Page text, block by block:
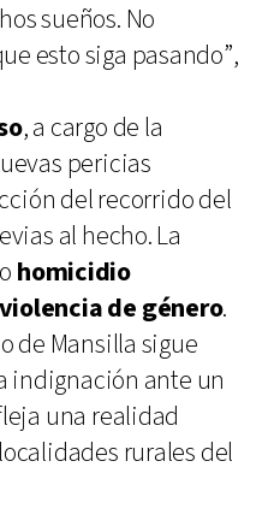
sueños. No
esto siga pasando”,
, a cargo de la
pericias
del recorrido del
al hecho. La
homicidio
de género.
de Mansilla sigue
indignación ante un
una realidad
rurales del